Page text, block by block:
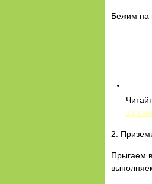
Бежим на
13
2.
Прыгаем